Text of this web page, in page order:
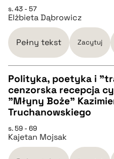
pobierz cytat
BIBTEX
pobierz cytat
s. 43 - 57
Elżbieta Dąbrowicz
Pełny tekst Zacytuj
CZYSTY TEKST
pobierz cytat
Polityka, poetyka i
cenzorska recepcja
"Młyny Boże”
Truchanowskiego
s. 59 - 69
Kajetan Mojsak